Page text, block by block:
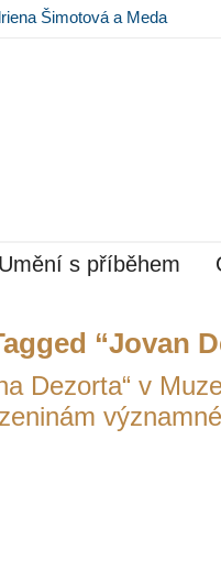
Šimotová a Meda
Umění s příběhem
“Jovan
Dezorta“ v